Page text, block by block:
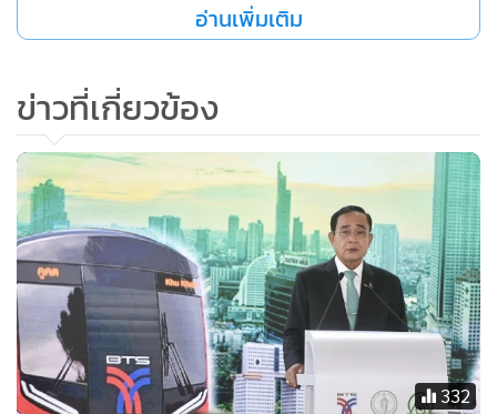
คุณภาพชีวิตที่ดีให้แก่ประชาชนอ่านเพิ่มเติม
ข่าวที่เกี่ยวข้อง
332